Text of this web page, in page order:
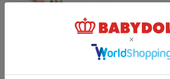
【OUTLET】30%OFF SALE
ス 7874B